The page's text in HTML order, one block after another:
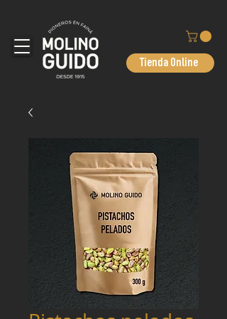
Tienda Online